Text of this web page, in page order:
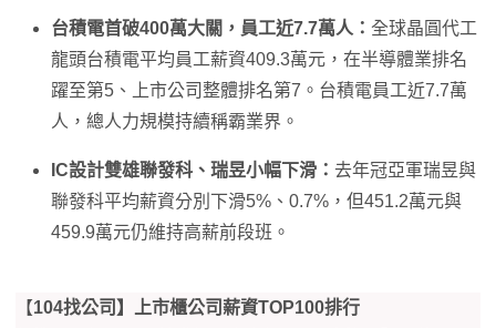
台積電首破400萬大關，員工近7.7萬人： 全球晶圓代工
龍頭台積電平均員工薪資409.3萬元，在半導體業排名
躍至第5、上市公司整體排名第7。台積電員工近7.7萬
人，總人力規模持續稱霸業界。
IC設計雙雄聯發科、瑞昱小幅下滑： 去年冠亞軍瑞昱與
聯發科平均薪資分別下滑5%、0.7%，但451.2萬元與
459.9萬元仍維持高薪前段班。
【104找公司】上市櫃公司薪資TOP100排行